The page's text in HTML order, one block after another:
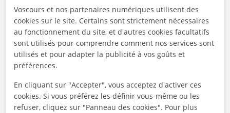
Voscours et nos partenaires numériques utilisent des
cookies sur le site. Certains sont strictement nécessaires
au fonctionnement du site, et d'autres cookies facultatifs
sont utilisés pour comprendre comment nos services sont
utilisés et pour adapter la publicité à vos goûts et
préférences.
En cliquant sur "Accepter", vous acceptez d'activer ces
cookies. Si vous préférez les définir vous-même ou les
refuser, cliquez sur "Panneau des cookies". Pour plus